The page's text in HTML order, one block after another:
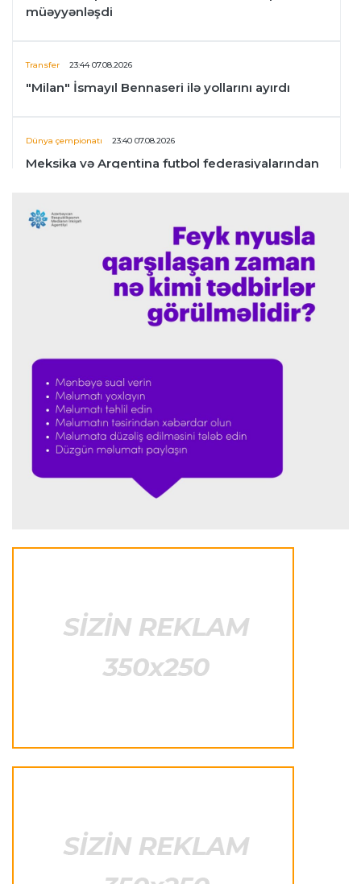
müəyyənləşdi
Transfer 23:44 07.08.2026
"Milan" İsmayıl Bennaseri ilə yollarını ayırdı
Dünya çempionatı 23:40 07.08.2026
Meksika və Argentina futbol federasiyalarından
"Formula 1" pilotlarının 2026-cı il reytinqi
qatdı
Formula-1 23:29 07.08.2026
"Antonellinin potensialına heç vaxt şübhə
etməmişəm"
"Onun istedadı uşaq yaşlarından bəlli idi"